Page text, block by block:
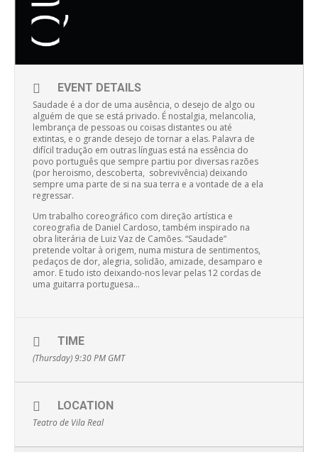
EVENT DETAILS
Saudade é a dor de uma ausência, o desejo de algo ou
alguém de que se está privado. É nostalgia, melancolia,
lembrança de pessoas ou coisas distantes ou até
extintas, e o grande desejo de tornar a elas. Palavra de
difícil tradução em outras línguas está na essência do
povo português que sempre partiu por diversas razões
(por heroismo, descoberta, sobrevivência) deixando
sempre uma parte de si na sua terra e a vontade de a ela
regressar.
Um trabalho coreográfico com direção artística e
coreografia de Daniel Cardoso, também inspirado na
obra literária de Luiz Vaz de Camões. “Saudade”
pretende voltar à origem, numa mistura de sentimentos,
pedaços de dor, alegria, solidão, amizade, desamparo e
amor. E tudo isto deixando-nos levar pelas 12 cordas de
uma guitarra portuguesa…
TIME
(Thursday) 9:30 PM GMT
LOCATION
Teatro de Vila Real